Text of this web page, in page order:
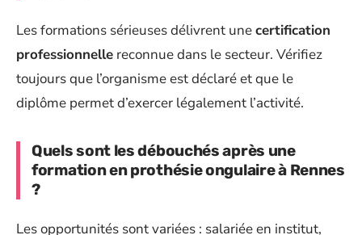
Les formations sérieuses délivrent unecertification
professionnelle reconnue dans le secteur. Vérifiez
toujours que l’organisme est déclaré et que le
diplôme permet d’exercer légalement l’activité.
Quels sont les débouchés après une
formation en prothésie ongulaire à Rennes
?
Les opportunités sont variées : salariée en institut,